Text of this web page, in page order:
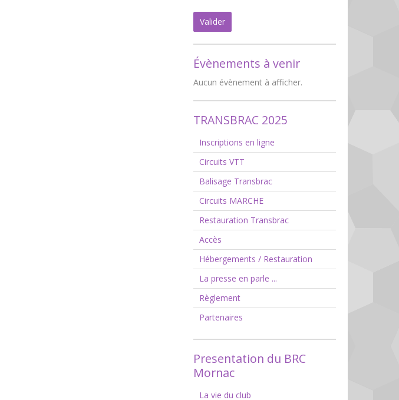
Valider
Évènements à venir
Aucun évènement à afficher.
TRANSBRAC 2025
Inscriptions en ligne
Circuits VTT
Balisage Transbrac
Circuits MARCHE
Restauration Transbrac
Accès
Hébergements / Restauration
La presse en parle ...
Règlement
Partenaires
Presentation du BRC
Mornac
La vie du club